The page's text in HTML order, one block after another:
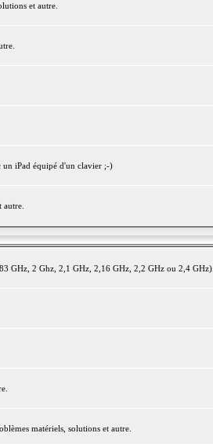
et autre.
un iPad équipé d'un clavier ;-)
GHz, 2 Ghz, 2,1 GHz, 2,16 GHz, 2,2 GHz ou 2,4 GHz).
matériels, solutions et autre.